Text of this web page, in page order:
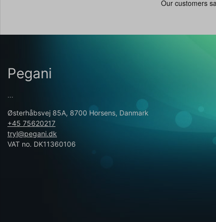
Pegani
...
Østerhåbsvej 85A, 8700 Horsens, Danmark
+45 75620217
tryl@pegani.dk
VAT no. DK11360106